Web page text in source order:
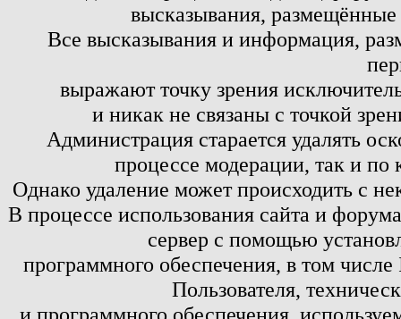
высказывания,
Все высказывания и информация,
выражают точку зрения
и никак не связаны с точкой
Администрация старается удалять
процессе модерации, так и по
Однако удаление может происходить с
В процессе использования сайта и
сервер с помощью
программного обеспечения, в том
Пользователя,
и программного обеспечения,